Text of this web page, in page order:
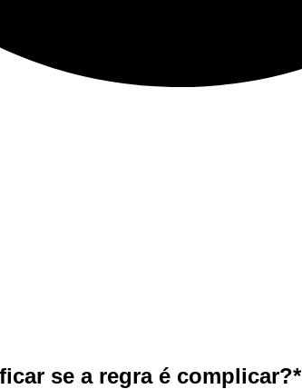
se a regra é complicar?*